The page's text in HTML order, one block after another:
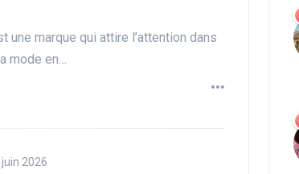
une marque qui attire l’attention dans
mode en…
juin 2026